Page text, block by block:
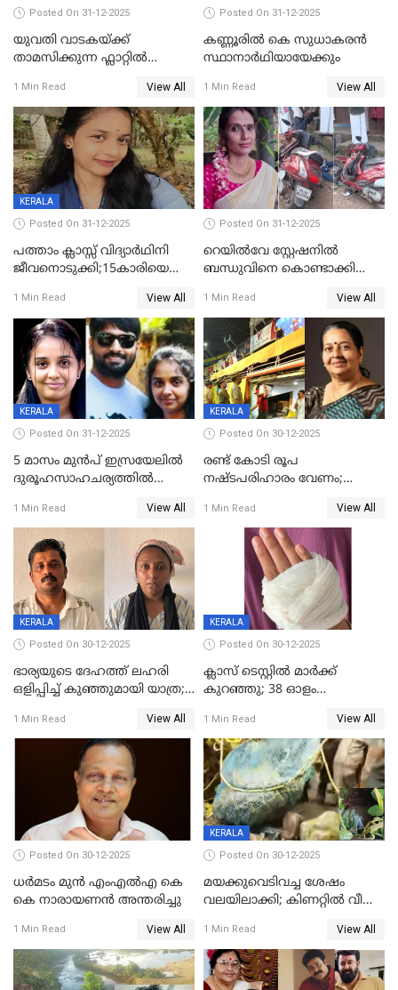
Posted On 31-12-2025
യുവതി വാടകയ്ക്ക്
താമസിക്കുന്ന ഫ്ലാറ്റില്‍
സംഭവം കൈതപ്പൊയിലില്‍
1 Min Read View All
Posted On 31-12-2025
കണ്ണൂരിൽ കെ സുധാകരൻ
സ്ഥാനാർഥിയായേക്കും
1 Min Read View All
KERALA
Posted On 31-12-2025
പത്താം ക്ലാസ്സ് വിദ്യാര്‍ഥിനി
ജീവനൊടുക്കി;15കാരിയെ
കിടപ്പുമുറിയില്‍ തൂങ്ങി മരിച്ച
നിലയിൽ
1 Min Read View All
Posted On 31-12-2025
റെയിൽവേ സ്റ്റേഷനിൽ
ബന്ധുവിനെ കൊണ്ടാക്കി
ലോറി സ്കൂട്ടറിൽ ഇടിച്ചു :
യുവതിക്ക് ദാരുണാന്ത്യം
1 Min Read View All
KERALA
Posted On 31-12-2025
5 മാസം മുൻപ് ഇസ്രയേലിൽ
ദുരൂഹസാഹചര്യത്തിൽ
മലയാളി യുവാവിന്റെ ഭാര്യയും
മരിച്ചു
1 Min Read View All
KERALA
Posted On 30-12-2025
രണ്ട് കോടി രൂപ
നഷ്ടപരിഹാരം വേണം;
നോട്ടീസയച്ച് ഉമാ തോമസ്
1 Min Read View All
KERALA
Posted On 30-12-2025
ഭാര്യയുടെ ദേഹത്ത് ലഹരി
ഒളിപ്പിച്ച് കുഞ്ഞുമായി യാത്ര;
പിടികൂടി പൊലീസ്
1 Min Read View All
KERALA
Posted On 30-12-2025
ക്ലാസ് ടെസ്റ്റിൽ മാർക്ക്
കുറഞ്ഞു; 38 ഓളം
സെന്ററിലെ അധ്യാപകന്‍
മർദിച്ചതായി പരാതി
1 Min Read View All
Posted On 30-12-2025
ധർമടം മുൻ എംഎല്‍എ കെ
കെ നാരായണന്‍ അന്തരിച്ചു
1 Min Read View All
KERALA
Posted On 30-12-2025
മയക്കുവെടിവച്ച ശേഷം
വലയിലാക്കി; കിണറ്റിൽ വീണ
1 Min Read View All